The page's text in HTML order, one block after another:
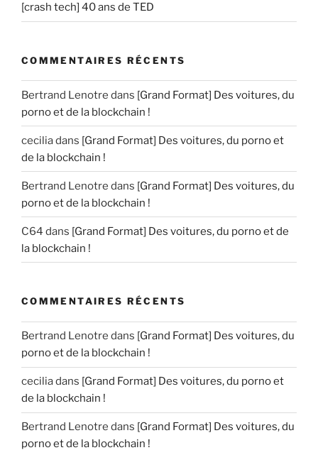
[crash tech] 40 ans de TED
COMMENTAIRES RÉCENTS
Bertrand Lenotre dans [Grand Format] Des voitures, du
porno et de la blockchain !
ceciliadans [Grand Format] Des voitures, du porno et
de la blockchain !
Bertrand Lenotre dans [Grand Format] Des voitures, du
porno et de la blockchain !
C64 dans [Grand Format] Des voitures, du porno et de
la blockchain !
COMMENTAIRES RÉCENTS
Bertrand Lenotre dans [Grand Format] Des voitures, du
porno et de la blockchain !
ceciliadans [Grand Format] Des voitures, du porno et
de la blockchain !
Bertrand Lenotre dans [Grand Format] Des voitures, du
porno et de la blockchain !